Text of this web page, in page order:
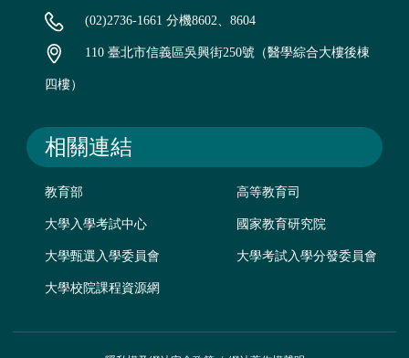
(02)2736-1661 分機8602、8604
110 臺北市信義區吳興街250號（醫學綜合大樓後棟
四樓）
相關連結
教育部 高等教育司
大學入學考試中心 國家教育研究院
大學甄選入學委員會 大學考試入學分發委員會
大學校院課程資源網